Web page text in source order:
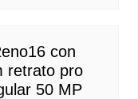
con
retrato pro
50 MP